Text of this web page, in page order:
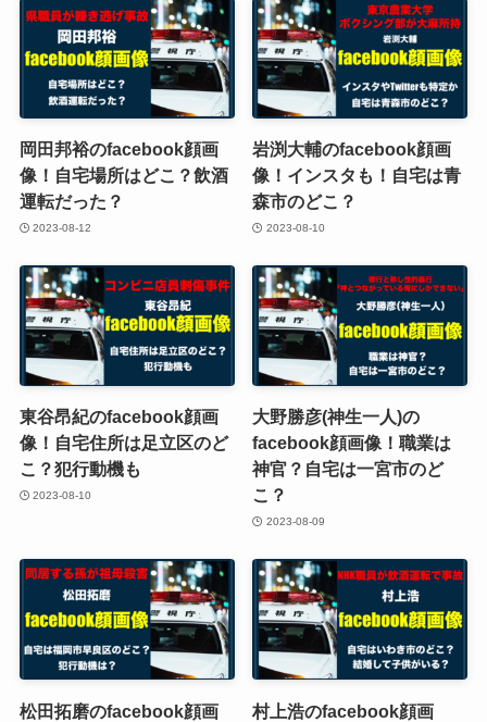
岡田邦裕のfacebook顔画
像！自宅場所はどこ？飲酒
運転だった？
2023-08-12
岩渕大輔のfacebook顔画
像！インスタも！自宅は青
森市のどこ？
2023-08-10
東谷昂紀のfacebook顔画
像！自宅住所は足立区のど
こ？犯行動機も
2023-08-10
大野勝彦(神生一人)の
facebook顔画像！職業は
神官？自宅は一宮市のど
こ？
2023-08-09
松田拓磨のfacebook顔画
村上浩のfacebook顔画